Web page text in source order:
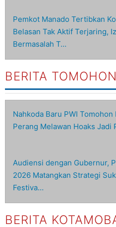
Pemkot Manado Tertibkan
Belasan Tak Aktif Terjaring,
Bermasalah T…
BERITA TOMOHON
Nahkoda Baru PWI Tomohon
Perang Melawan Hoaks Jadi
Audiensi dengan Gubernur,
2026 Matangkan Strategi
Festiva…
BERITA